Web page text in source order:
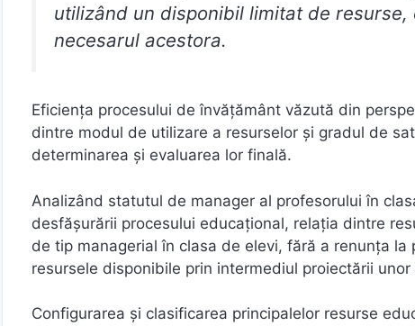
utilizând un disponibil limitat de
necesarul acestora.
Eficienţa procesului de învăţământ văzută din
dintre modul de utilizare a resurselor şi gradul de
determinarea şi evaluarea lor finală.
Analizând statutul de manager al profesorului în
desfăşurării procesului educaţional, relaţia dintre
de tip managerial în clasa de elevi, fără a renunța
resursele disponibile prin intermediul proiectării
Configurarea şi clasificarea principalelor resurse